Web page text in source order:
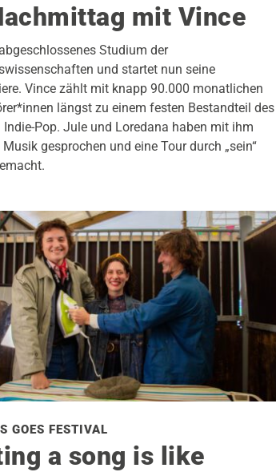
mit Vince
Studium der
und startet nun seine
Vince zählt mit knapp 90.000 monatlichen
längst zu einem festen Bestandteil des
Indie-Pop. Jule und Loredana haben mit ihm
Musik gesprochen und eine Tour durch „sein“
GOES FESTIVAL
a song is like